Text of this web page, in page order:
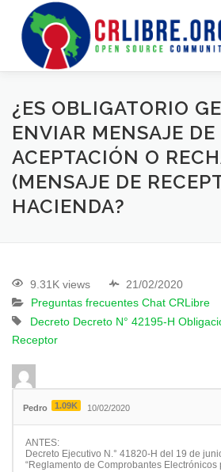
PROYECTOS INFORMACION
¿ES OBLIGATORIO
ENVIAR MENSAJE DE
ACEPTACIÓN O
(MENSAJE DE
HACIENDA?
9.31K views
21/02/2020
Preguntas frecuentes Chat CRLibre
Decreto Decreto N° 42195-H
Receptor
Pedro 1.09K 10/02/2020
ANTES:
Decreto Ejecutivo N.° 41820-H del 19 de
“Reglamento de Comprobantes Electrónicos